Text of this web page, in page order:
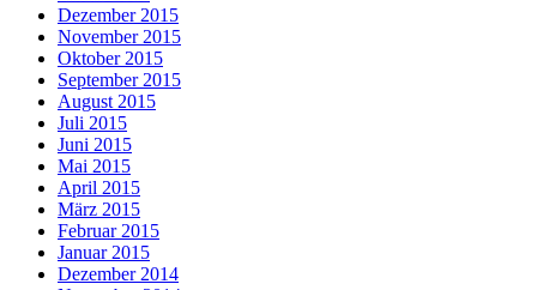
Dezember 2015
November 2015
Oktober 2015
September 2015
August 2015
Juli 2015
Juni 2015
Mai 2015
April 2015
März 2015
Februar 2015
Januar 2015
Dezember 2014